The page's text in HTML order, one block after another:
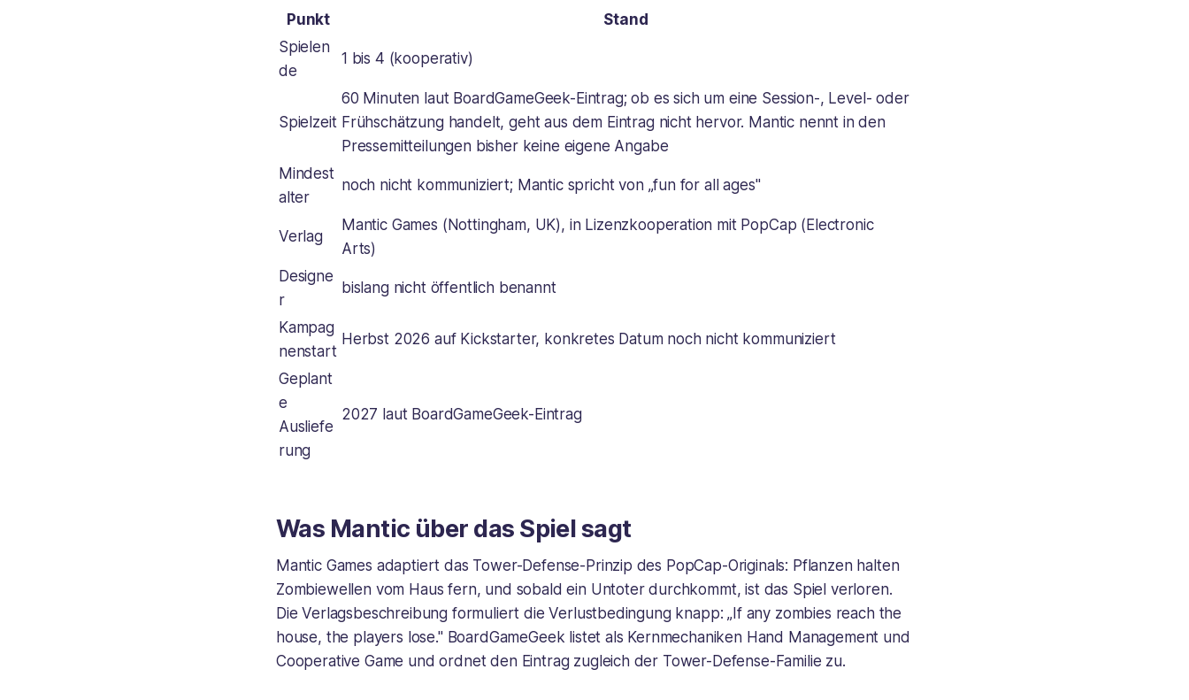
Punkt
Stand
Spielen
de
1 bis 4 (kooperativ)
Spielzeit
60 Minuten laut BoardGameGeek-Eintrag; ob es sich um eine Session-, Level- oder
Frühschätzung handelt, geht aus dem Eintrag nicht hervor. Mantic nennt in den
Pressemitteilungen bisher keine eigene Angabe
Mindest
alter
noch nicht kommuniziert; Mantic spricht von „fun for all ages"
Verlag
Mantic Games (Nottingham, UK), in Lizenzkooperation mit PopCap (Electronic
Arts)
Designe
r
bislang nicht öffentlich benannt
Kampag
nenstart
Herbst 2026 auf Kickstarter, konkretes Datum noch nicht kommuniziert
Geplant
e
Ausliefe
rung
2027 laut BoardGameGeek-Eintrag
Was Mantic über das Spiel sagt
Mantic Games adaptiert das Tower-Defense-Prinzip des PopCap-Originals: Pflanzen halten
Zombiewellen vom Haus fern, und sobald ein Untoter durchkommt, ist das Spiel verloren.
Die Verlagsbeschreibung formuliert die Verlustbedingung knapp: „If any zombies reach the
house, the players lose." BoardGameGeek listet als Kernmechaniken Hand Management und
Cooperative Game und ordnet den Eintrag zugleich der Tower-Defense-Familie zu.